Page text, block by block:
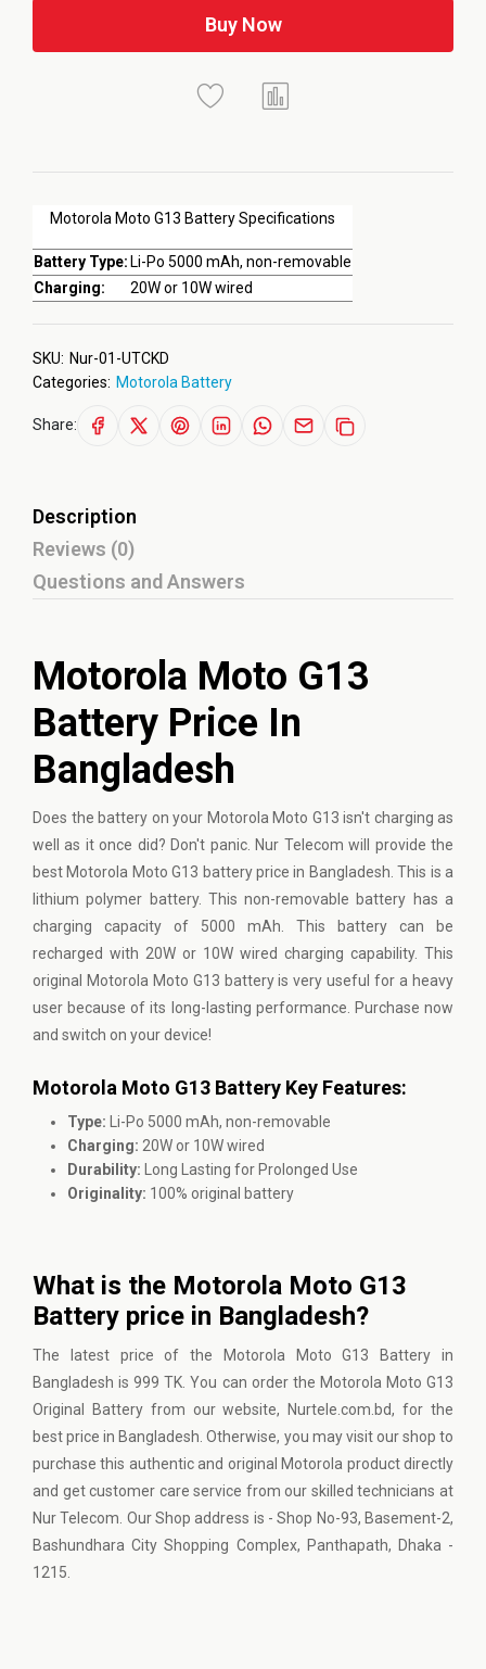
Motorola Moto G13 Battery Specifications
Battery Type: Li-Po 5000 mAh, non-removable
Charging:
20W or 10W wired
Buy Now
SKU: Nur-01-UTCKD
Categories: Motorola Battery
Share:
Description
Reviews (0)
Questions and Answers
Motorola Moto G13
Battery Price In
Bangladesh
Does the battery on your Motorola Moto G13 isn't charging as
well as it once did? Don't panic. Nur Telecom will provide the
best Motorola Moto G13 battery price in Bangladesh. This is a
lithium polymer battery. This non-removable battery has a
charging capacity of 5000 mAh. This battery can be
recharged with 20W or 10W wired charging capability. This
original Motorola Moto G13 battery is very useful for a heavy
user because of its long-lasting performance. Purchase now
and switch on your device!
Motorola Moto G13 Battery Key Features:
Type: Li-Po 5000 mAh, non-removable
Charging: 20W or 10W wired
Durability: Long Lasting for Prolonged Use
Originality: 100% original battery
What is the Motorola Moto G13
Battery price in Bangladesh?
The latest price of the Motorola Moto G13 Battery in
Bangladesh is 999 TK. You can order the Motorola Moto G13
Original Battery from our website, Nurtele.com.bd, for the
best price in Bangladesh. Otherwise, you may visit our shop to
purchase this authentic and original Motorola product directly
and get customer care service from our skilled technicians at
Nur Telecom. Our Shop address is - Shop No-93, Basement-2,
Bashundhara City Shopping Complex, Panthapath, Dhaka -
1215.